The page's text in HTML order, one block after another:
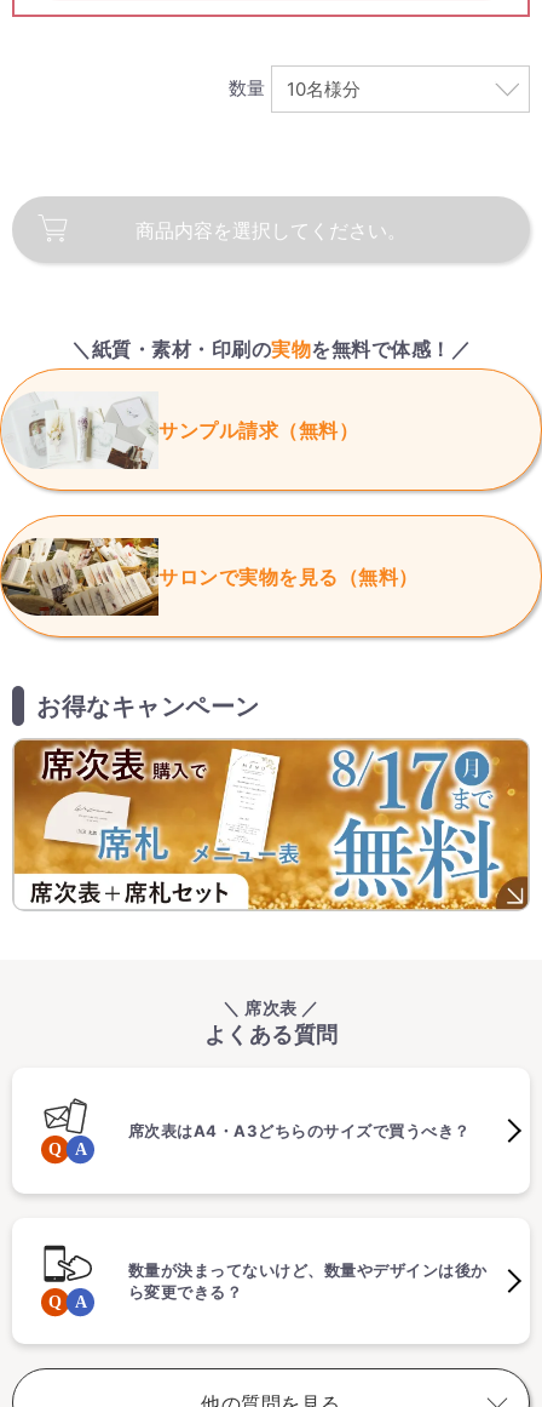
数量
商品内容を 選択してください。
＼紙質・素材・印刷の実物を無料で体感！／
サンプル請求（無料）
サロンで実物を見る（無料）
お得なキャンペーン
＼ 席次表 ／
よくある質問
席次表はA4・A3どちらのサイズで買うべき？
数量が決まってないけど、数量やデザインは後か
ら変更できる？